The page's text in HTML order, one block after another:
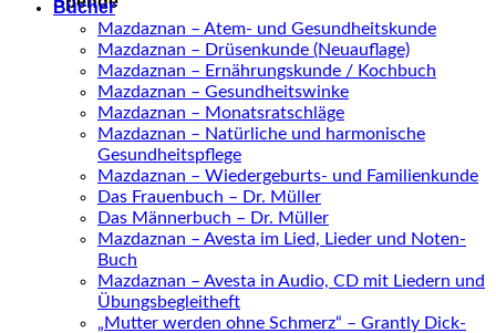
Bücher
Mazdaznan – Atem- und Gesundheitskunde
Mazdaznan – Drüsenkunde (Neuauflage)
Mazdaznan – Ernährungskunde / Kochbuch
Mazdaznan – Gesundheitswinke
Mazdaznan – Monatsratschläge
Mazdaznan – Natürliche und harmonische
Gesundheitspflege
Mazdaznan – Wiedergeburts- und Familienkunde
Das Frauenbuch – Dr. Müller
Das Männerbuch – Dr. Müller
Mazdaznan – Avesta im Lied, Lieder und Noten-
Buch
Mazdaznan – Avesta in Audio, CD mit Liedern und
Übungsbegleitheft
„Mutter werden ohne Schmerz“ – Grantly Dick-